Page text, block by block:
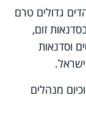
גדולים טרם
זום,
וסדנאות
מנהלים